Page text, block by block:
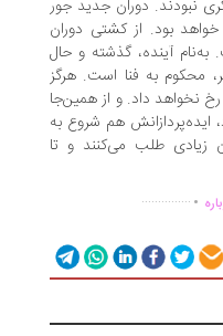
دوران جدید جور
از کشتی دوران
گذشته و حال
به فنا است. هرگز
داد. و از همین‌جا
هم شروع به
طلب می‌کنند و تا